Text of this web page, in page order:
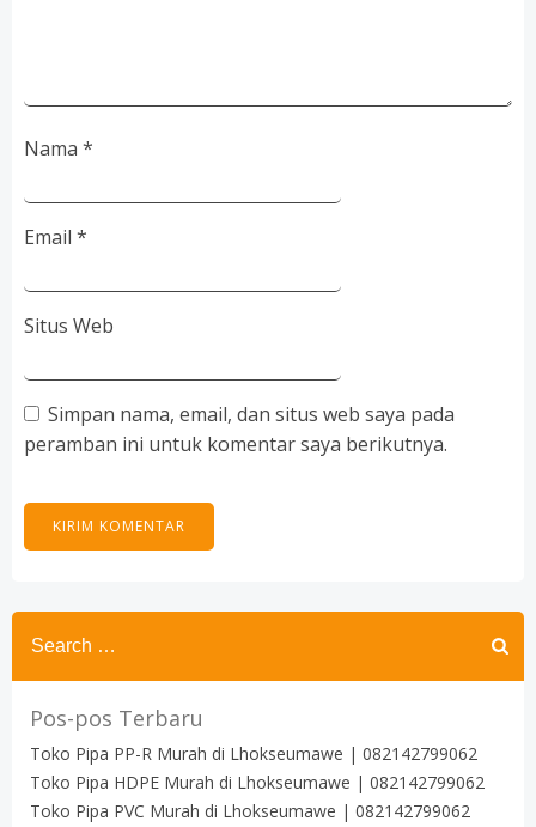
Nama *
Email *
Situs Web
Simpan nama, email, dan situs web saya pada
peramban ini untuk komentar saya berikutnya.
Search
for:
Pos-pos Terbaru
Toko Pipa PP-R Murah di Lhokseumawe | 082142799062
Toko Pipa HDPE Murah di Lhokseumawe | 082142799062
Toko Pipa PVC Murah di Lhokseumawe | 082142799062